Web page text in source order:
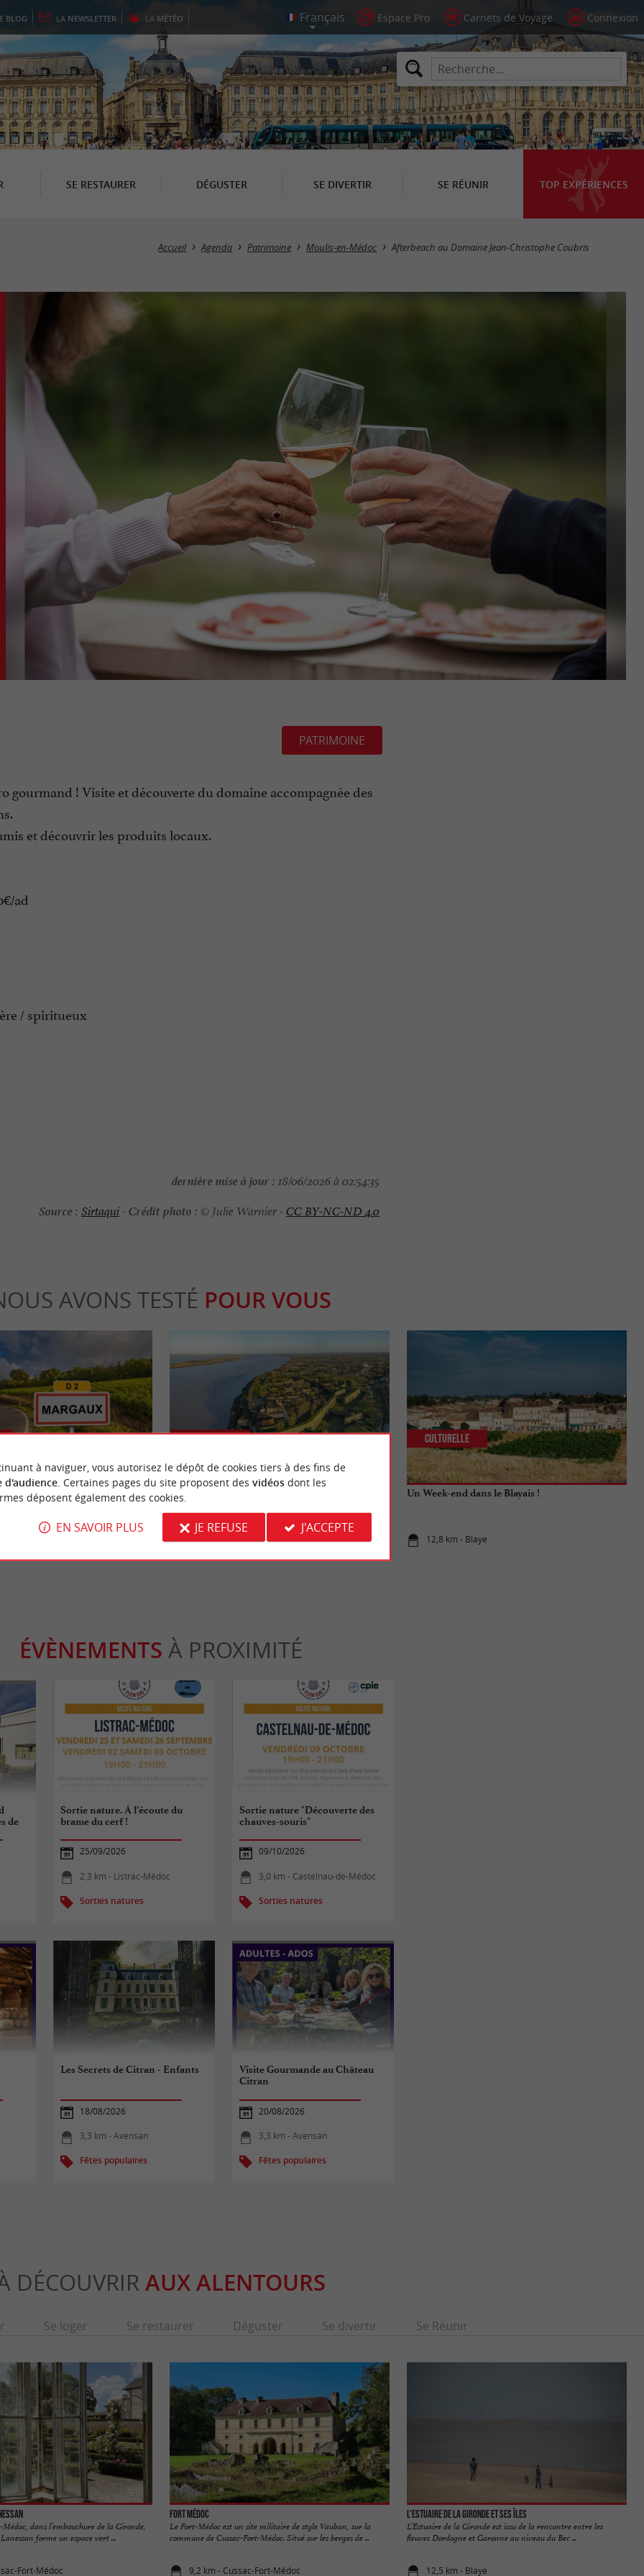
BLOG LA NEWSLETTER LA MÉTÉO Espace Pro Carnets de Voyage Connexion
SE RESTAURER DÉGUSTER SE DIVERTIR SE RÉUNIR TOP EXPÉRIENCES
Accueil Agenda Patrimoine Moulis-en-Médoc Afterbeach au Domaine Jean-Christophe Coubris
PATRIMOINE
gourmand ! Visite et découverte du domaine accompagnée des
et découvrir les produits locaux.
ad
/ spiritueux
dernière mise à jour : 18/06/2026 à 02:54:35
Source : Sirtaqui-Crédit photo : © Julie Warnier -CC BY-NC-ND 4.0
AVONS TESTÉ POUR VOUS
réputée pour son célèbre
Les plus beaux villages au bord de l’estuaire de la
8,9 km - Margaux
Culturelle
Un Week-end dans le Blayais !
12,8 km - Blaye
Culturelle
ÉVÈNEMENTS À PROXIMITÉ
de
Sortie nature. À l’écoute du
brame du cerf !
25/09/2026
2,3 km - Listrac-Médoc
Sorties natures
Sortie nature "Découverte des
chauves-souris"
09/10/2026
3,0 km - Castelnau-de-Médoc
Sorties natures
Les Secrets de Citran - Enfants
18/08/2026
3,3 km - Avensan
Fêtes populaires
Visite Gourmande au Château
Citran
20/08/2026
3,3 km - Avensan
Fêtes populaires
DÉCOUVRIR AUX ALENTOURS
Se loger Se restaurer Déguster Se divertir Se Réunir
dans l’embouchure de la Gironde,
forme un espace vert ...
Fort-Médoc
Fort Médoc
Le Fort-Médoc est un site militaire de style Vauban, sur la
commune de Cussac-Fort-Médoc. Situé sur les berges de ...
9,2 km - Cussac-Fort-Médoc
L'Estuaire de la Gironde et ses îles
L’Estuaire de la Gironde est issu de la rencontre entre les
fleuves Dordogne et Garonne au niveau du Bec ...
12,5 km - Blaye
à naviguer, vous autorisez le dépôt de cookies tiers à des fins de
d'audience. Certaines pages du site proposent des vidéosdont les
déposent également des cookies.
EN SAVOIR PLUS JE REFUSE J'ACCEPTE